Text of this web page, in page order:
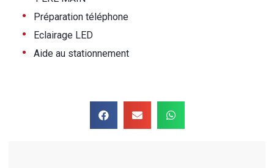
• Préparation téléphone
• Eclairage LED
• Aide au stationnement